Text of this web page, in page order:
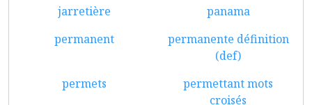
jarretière
panama
permanent
permanente définition
(def)
permets
permettant mots
croisés